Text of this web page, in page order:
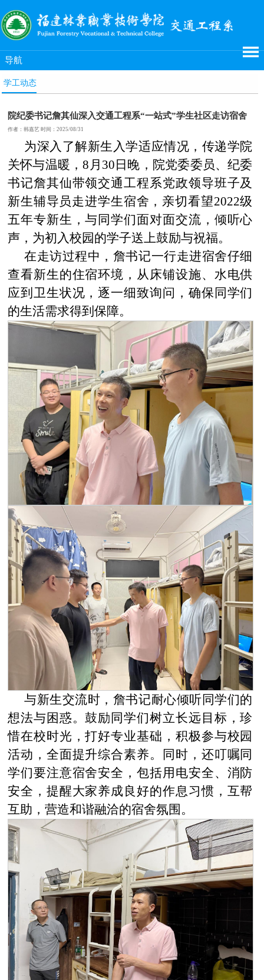
导航
学工动态
院纪委书记詹其仙深入交通工程系“一站式”学生社区走访宿舍
作者：韩嘉艺 时间：2025/08/31
为深入了解新生入学适应情况，传递学院
关怀与温暖，8月30日晚，院党委委员、纪委
书记詹其仙带领交通工程系党政领导班子及
新生辅导员走进学生宿舍，亲切看望2022级
五年专新生，与同学们面对面交流，倾听心
声，为初入校园的学子送上鼓励与祝福。
在走访过程中，詹书记一行走进宿舍仔细
查看新生的住宿环境，从床铺设施、水电供
应到卫生状况，逐一细致询问，确保同学们
的生活需求得到保障。
与新生交流时，詹书记耐心倾听同学们的
想法与困惑。鼓励同学们树立长远目标，珍
惜在校时光，打好专业基础，积极参与校园
活动，全面提升综合素养。同时，还叮嘱同
学们要注意宿舍安全，包括用电安全、消防
安全，提醒大家养成良好的作息习惯，互帮
互助，营造和谐融洽的宿舍氛围。